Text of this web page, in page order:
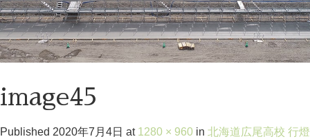
image45
Published 2020年7月4日 at 1280 × 960 in 北海道広尾高校 行燈